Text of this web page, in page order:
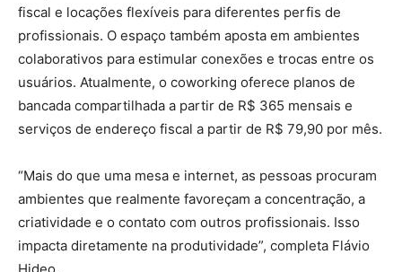
fiscal e locações flexíveis para diferentes perfis de
profissionais. O espaço também aposta em ambientes
colaborativos para estimular conexões e trocas entre os
usuários. Atualmente, o coworking oferece planos de
bancada compartilhada a partir de R$ 365 mensais e
serviços de endereço fiscal a partir de R$ 79,90 por mês.
“Mais do que uma mesa e internet, as pessoas procuram
ambientes que realmente favoreçam a concentração, a
criatividade e o contato com outros profissionais. Isso
impacta diretamente na produtividade”, completa Flávio